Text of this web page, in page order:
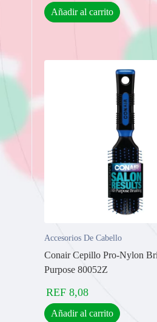
Añadir al carrito
Accesorios De Cabello
Conair Cepillo Pro-Nylon
Purpose 80052Z
REF 8,08
Añadir al carrito